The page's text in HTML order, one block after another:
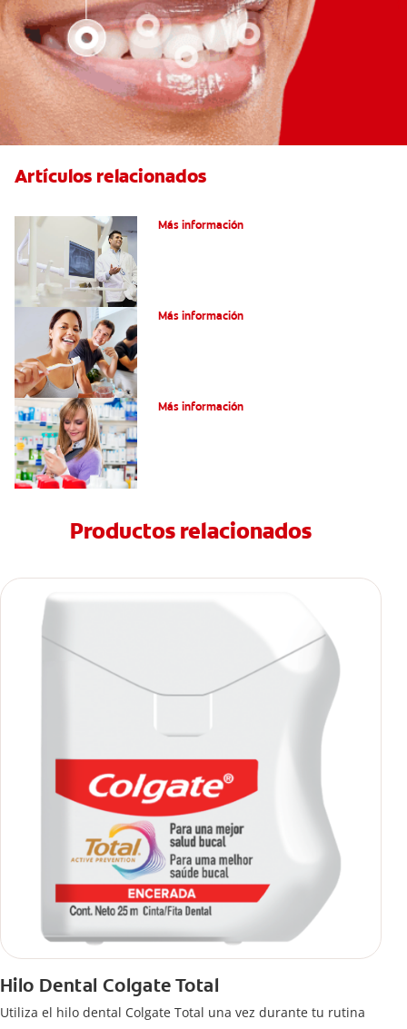
Artículos relacionados
Más información
Más información
Más información
Productos relacionados
Hilo Dental Colgate Total
Utiliza el hilo dental Colgate Total una vez durante tu rutina